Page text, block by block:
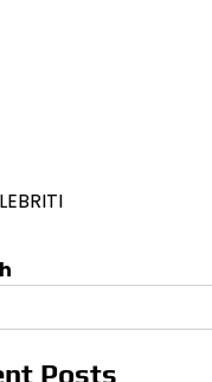
Posts